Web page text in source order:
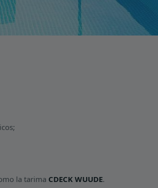
la tarima CDECK WUUDE.